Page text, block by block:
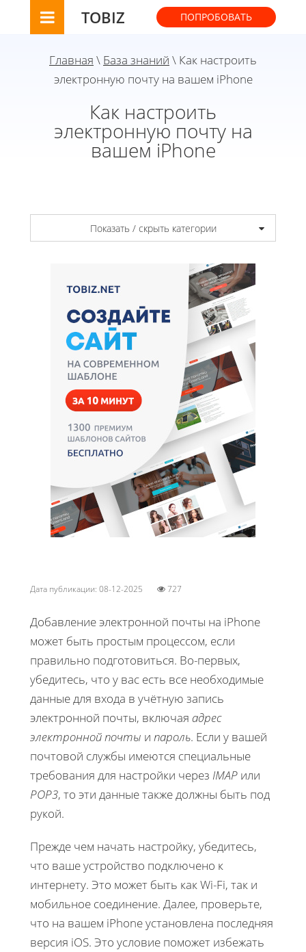
TOBIZ ПОПРОБОВАТЬ
Главная \ База знаний \ Как настроить
электронную почту на вашем iPhone
Как настроить
электронную почту на
вашем iPhone
Показать / скрыть категории
Дата публикации: 08-12-2025 727
Добавление электронной почты на iPhone
может быть простым процессом, если
правильно подготовиться. Во-первых,
убедитесь, что у вас есть все необходимые
данные для входа в учётную запись
электронной почты, включая адрес
электронной почты и пароль. Если у вашей
почтовой службы имеются специальные
требования для настройки через IMAP или
POP3, то эти данные также должны быть под
рукой.
Прежде чем начать настройку, убедитесь,
что ваше устройство подключено к
интернету. Это может быть как Wi-Fi, так и
мобильное соединение. Далее, проверьте,
что на вашем iPhone установлена последняя
версия iOS. Это условие поможет избежать